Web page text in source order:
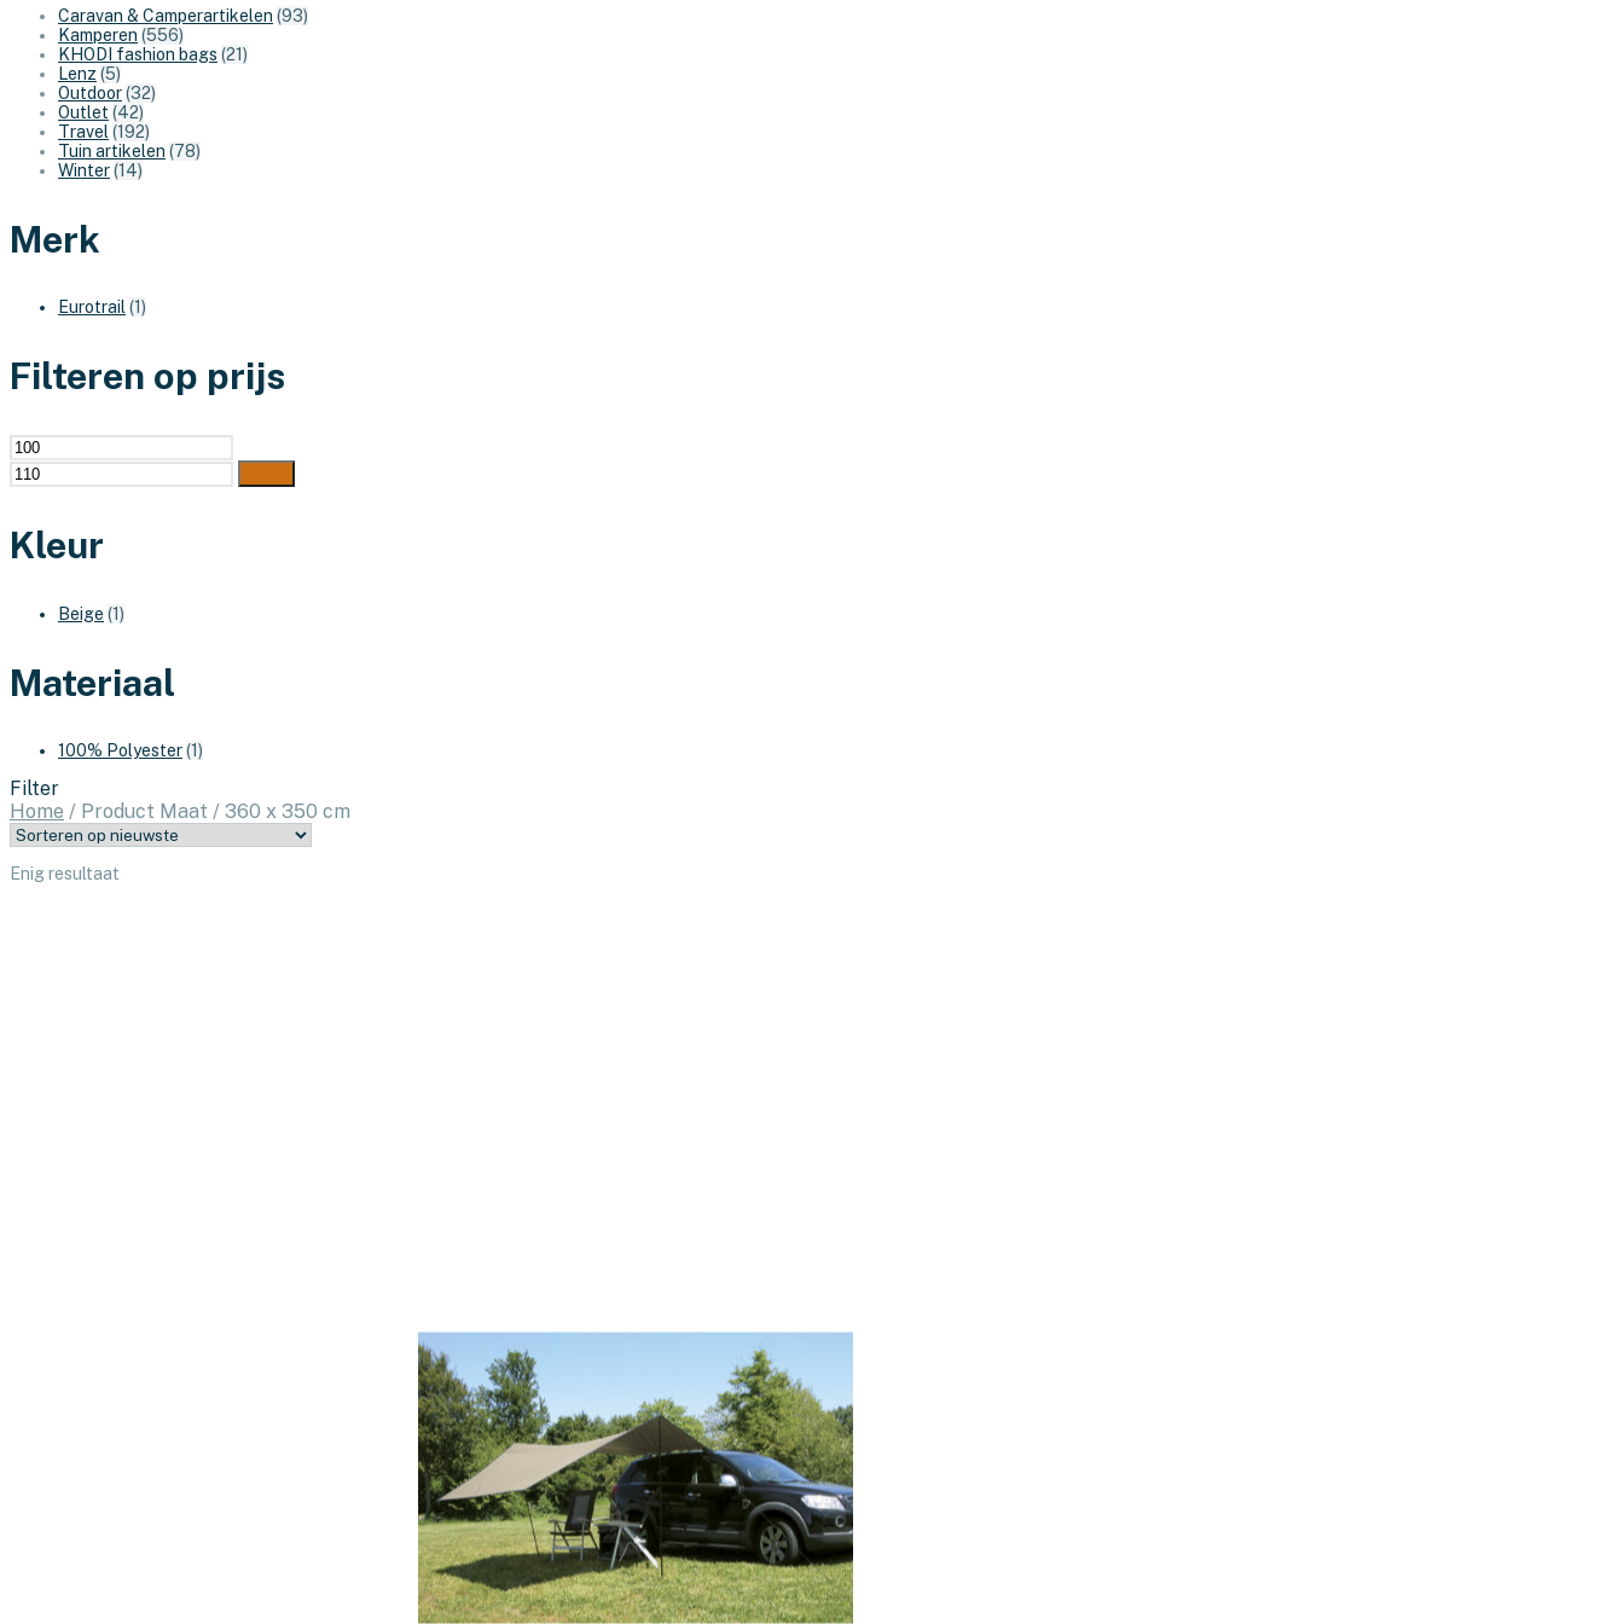
Caravan & Camperartikelen (93)
Kamperen (556)
KHODI fashion bags (21)
Lenz (5)
Outdoor(32)
Outlet (42)
Travel (192)
Tuin artikelen (78)
Winter(14)
Merk
Eurotrail(1)
Filteren op prijs
Min.
prijs
prijs
Kleur
Beige (1)
Materiaal
100% Polyester(1)
Filter
Home / Product Maat / 360 x 350 cm
Enig resultaat